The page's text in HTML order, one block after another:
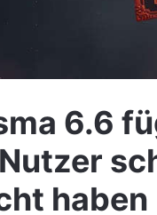
6.6
haben